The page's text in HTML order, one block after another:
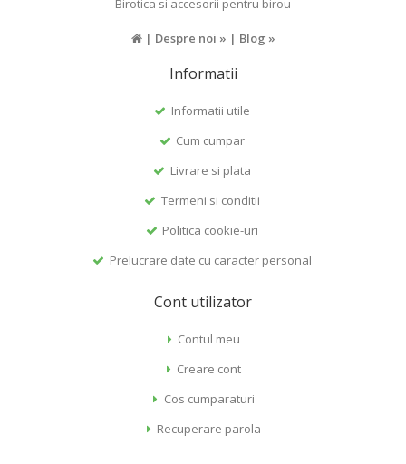
Birotica si accesorii pentru birou
| Despre noi » | Blog »
Informatii
Informatii utile
Cum cumpar
Livrare si plata
Termeni si conditii
Politica cookie-uri
Prelucrare date cu caracter personal
Cont utilizator
Contul meu
Creare cont
Cos cumparaturi
Recuperare parola